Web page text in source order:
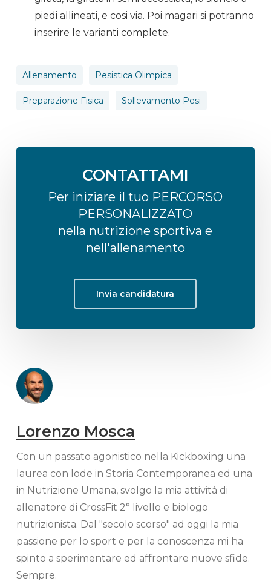
piedi allineati, e cosi via. Poi magari si potranno
inserire le varianti complete.
Allenamento Pesistica Olimpica
Preparazione Fisica Sollevamento Pesi
CONTATTAMI
Per iniziare il tuo PERCORSO
PERSONALIZZATO
nella nutrizione sportiva e
nell'allenamento
Invia candidatura
Lorenzo Mosca
Con un passato agonistico nella Kickboxing una
laurea con lode in Storia Contemporanea ed una
in Nutrizione Umana, svolgo la mia attività di
allenatore di CrossFit 2° livello e biologo
nutrizionista. Dal "secolo scorso" ad oggi la mia
passione per lo sport e per la conoscenza mi ha
spinto a sperimentare ed affrontare nuove sfide.
Sempre.